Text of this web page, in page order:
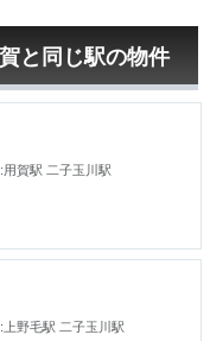
と同じ駅の物件
用賀駅 二子玉川駅
上野毛駅 二子玉川駅